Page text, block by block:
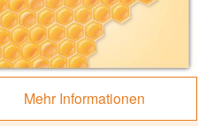
Mehr Informationen